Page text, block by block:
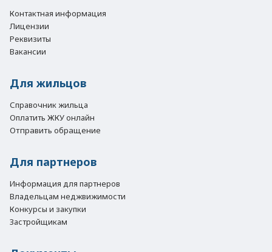
Контактная информация
Лицензии
Реквизиты
Вакансии
Для жильцов
Справочник жильца
Оплатить ЖКУ онлайн
Отправить обращение
Для партнеров
Информация для партнеров
Владельцам неджвижимости
Конкурсы и закупки
Застройщикам